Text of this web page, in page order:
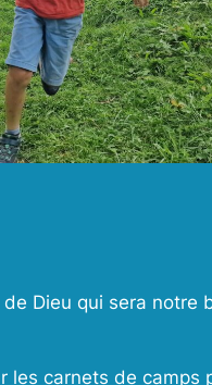
Dieu qui sera notre
les carnets de camps